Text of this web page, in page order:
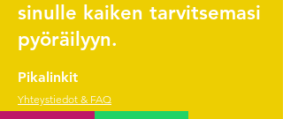
sinulle kaiken tarvitsemasi
pyöräilyyn.
Pikalinkit
Yhteystiedot & FAQ